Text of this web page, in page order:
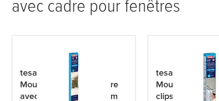
avec cadre pour fenêtres
tesa ® INSECT STOP
Moustiquaires de fenêtre
avec cadre en aluminium
tesa ® INSECT
Moustiquaire à
clipsable